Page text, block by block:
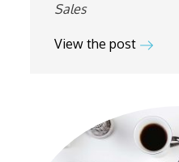
Sales
View the post